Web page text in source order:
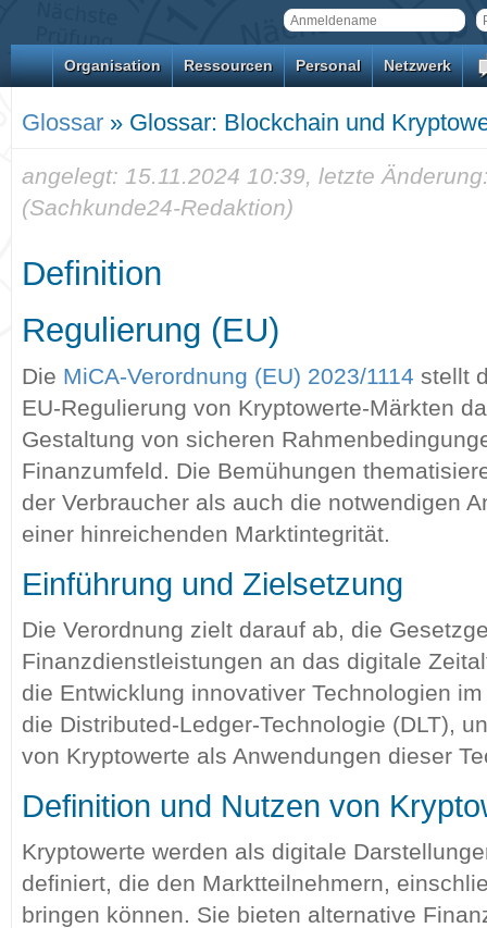
Organisation Ressourcen Personal Netzwerk
Glossar » Glossar: Blockchain und
angelegt: 15.11.2024 10:39, letzte
(Sachkunde24-Redaktion)
Definition
Regulierung (EU)
Die MiCA-Verordnung (EU) 2023/1114 stellt
EU-Regulierung von Kryptowerte-Märkten
Gestaltung von sicheren
Finanzumfeld. Die Bemühungen
der Verbraucher als auch die notwendigen
einer hinreichenden Marktintegrität.
Einführung und Zielsetzung
Die Verordnung zielt darauf ab, die
Finanzdienstleistungen an das digitale
die Entwicklung innovativer Technologien
die Distributed-Ledger-Technologie (DLT),
von Kryptowerte als Anwendungen dieser
Definition und Nutzen von
Kryptowerte werden als digitale
definiert, die den Marktteilnehmern,
bringen können. Sie bieten alternative